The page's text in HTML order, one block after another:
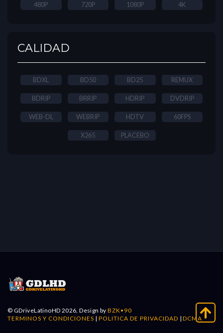
480P 720P 1080P 4K
CALIDAD
BDXL BD50 BD25 REMUX
BDRIP BRRIP HDRIP DVDRIP
WEB-DL WEBRIP HDTV 60FPS
X265 PLACEBO
© GDriveLatinoHD 2026, Design byBZK•90
TERMINOS Y CONDICIONES |POLITICA DE PRIVACIDAD |DCMA